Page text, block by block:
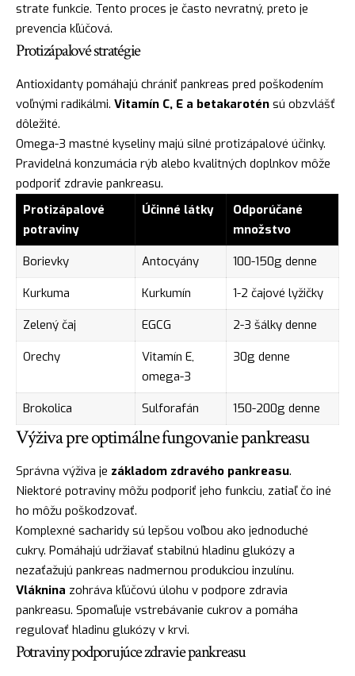
strate funkcie. Tento proces je často nevratný, preto je
prevencia kľúčová.
Protizápalové stratégie
Antioxidanty pomáhajú chrániť pankreas pred poškodením
voľnými radikálmi. Vitamín C, E a betakarotén sú obzvlášť
dôležité.
Omega-3 mastné kyseliny majú silné protizápalové účinky.
Pravidelná konzumácia rýb alebo kvalitných doplnkov môže
podporiť zdravie pankreasu.
Protizápalové
potraviny
Účinné látky
Odporúčané
množstvo
Borievky
Antocyány
100-150g denne
Kurkuma
Kurkumín
1-2 čajové lyžičky
Zelený čaj
EGCG
2-3 šálky denne
Orechy
Vitamín E,
omega-3
30g denne
Brokolica Sulforafán 150-200g denne
Výživa pre optimálne fungovanie pankreasu
Správna výživa je základom zdravého pankreasu.
Niektoré potraviny môžu podporiť jeho funkciu, zatiaľ čo iné
ho môžu poškodzovať.
Komplexné sacharidy sú lepšou voľbou ako jednoduché
cukry. Pomáhajú udržiavať stabilnú hladinu glukózy a
nezaťažujú pankreas nadmernou produkciou inzulínu.
Vláknina zohráva kľúčovú úlohu v podpore zdravia
pankreasu. Spomaľuje vstrebávanie cukrov a pomáha
regulovať hladinu glukózy v krvi.
Potraviny podporujúce zdravie pankreasu